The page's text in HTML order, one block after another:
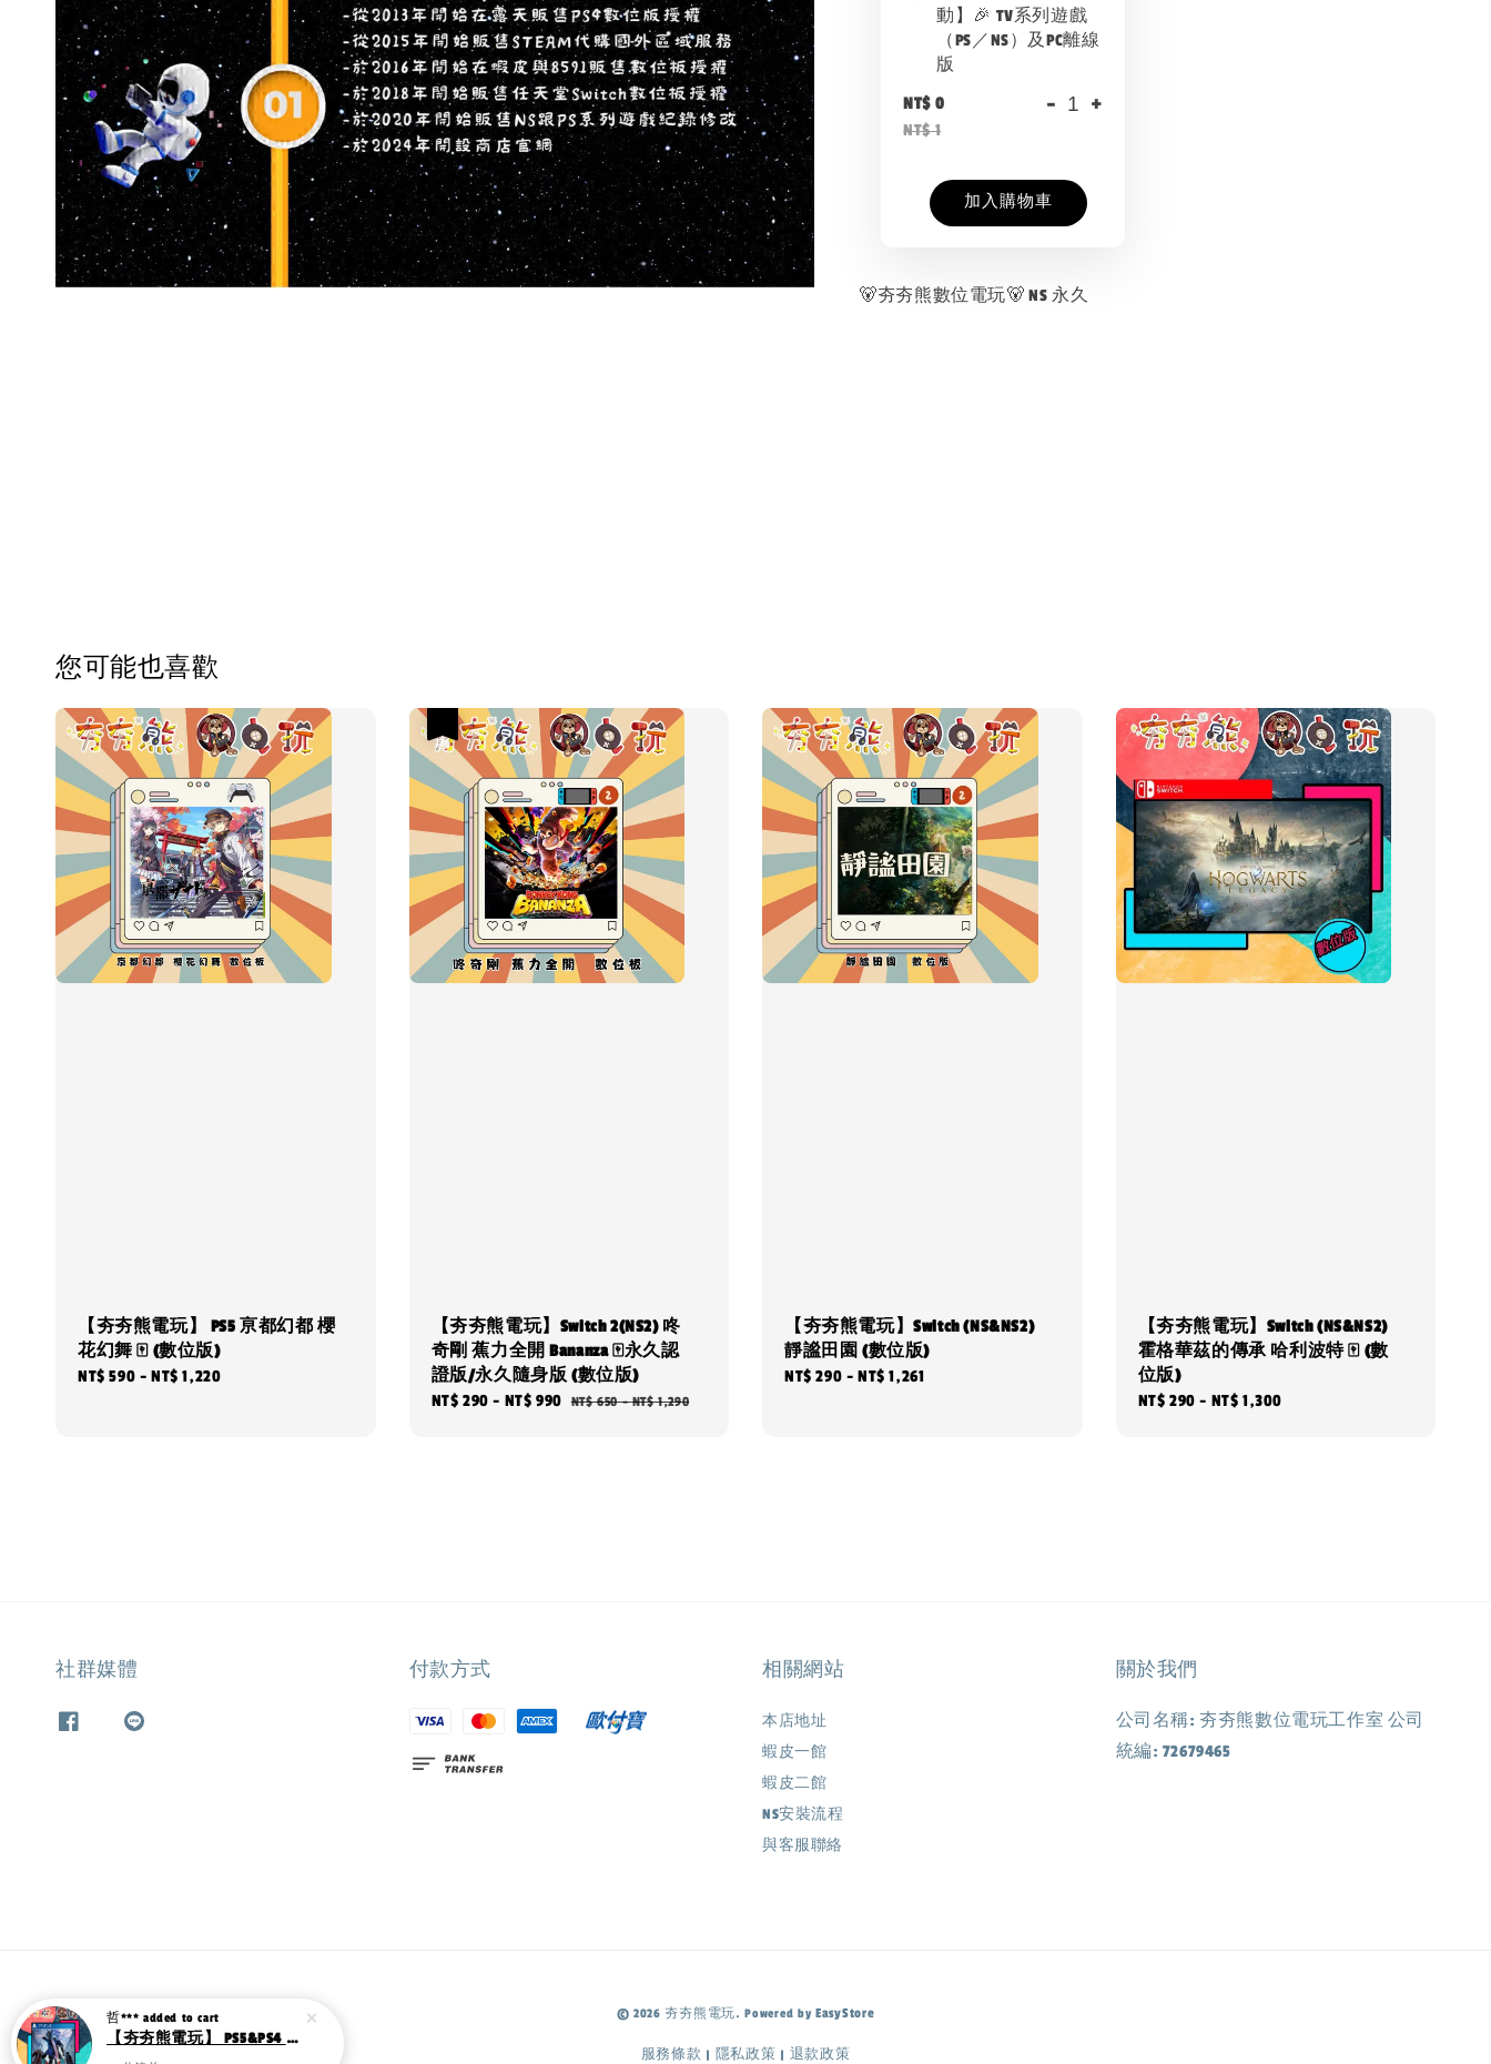
動】🎉 TV系列遊戲
（PS／NS）及PC離線
版
NT$ 0
NT$ 1
- +
加入購物車
🐻夯夯熊數位電玩🐻 NS 永久
您可能也喜歡
【夯夯熊電玩】 PS5 亰都幻都 櫻
花幻舞 🀄 (數位版)
Regular
NT$ 590 -NT$ 1,220
【夯夯熊電玩】Switch 2(NS2) 咚
奇剛 蕉力全開 Bananza 🀄永久認
證版/永久隨身版 (數位版)
Sale
NT$ 290 - NT$ 990 Regular
NT$ 650-NT$ 1,290
【夯夯熊電玩】Switch (NS&NS2)
靜謐田園 (數位版)
Regular
NT$ 290 -NT$ 1,261
【夯夯熊電玩】Switch (NS&NS2)
霍格華茲的傳承 哈利波特 🀄 (數
位版)
Regular
NT$ 290 - NT$ 1,300
社群媒體 付款方式 相關網站
本店地址
蝦皮一館
蝦皮二館
NS安裝流程
與客服聯絡
關於我們
公司名稱: 夯夯熊數位電玩工作室 公司
統編: 72679465
© 2026 夯夯熊電玩. Powered byEasyStore
服務條款 | 隱私政策 | 退款政策